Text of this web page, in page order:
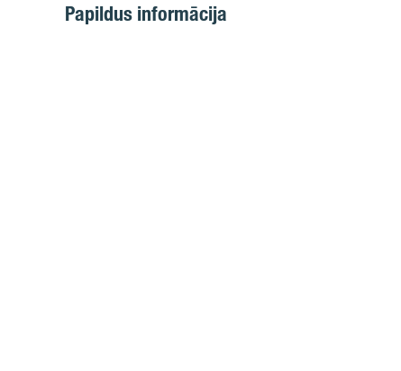
Papildus informācija